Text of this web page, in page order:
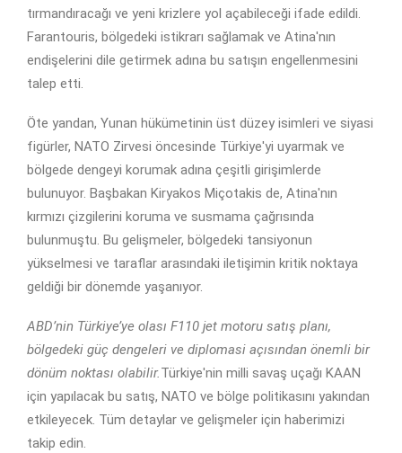
tırmandıracağı ve yeni krizlere yol açabileceği ifade edildi.
Farantouris, bölgedeki istikrarı sağlamak ve Atina'nın
endişelerini dile getirmek adına bu satışın engellenmesini
talep etti.
Öte yandan, Yunan hükümetinin üst düzey isimleri ve siyasi
figürler, NATO Zirvesi öncesinde Türkiye'yi uyarmak ve
bölgede dengeyi korumak adına çeşitli girişimlerde
bulunuyor. Başbakan Kiryakos Miçotakis de, Atina'nın
kırmızı çizgilerini koruma ve susmama çağrısında
bulunmuştu. Bu gelişmeler, bölgedeki tansiyonun
yükselmesi ve taraflar arasındaki iletişimin kritik noktaya
geldiği bir dönemde yaşanıyor.
ABD’nin Türkiye’ye olası F110 jet motoru satış planı,
bölgedeki güç dengeleri ve diplomasi açısından önemli bir
dönüm noktası olabilir.Türkiye'nin milli savaş uçağı KAAN
için yapılacak bu satış, NATO ve bölge politikasını yakından
etkileyecek. Tüm detaylar ve gelişmeler için haberimizi
takip edin.